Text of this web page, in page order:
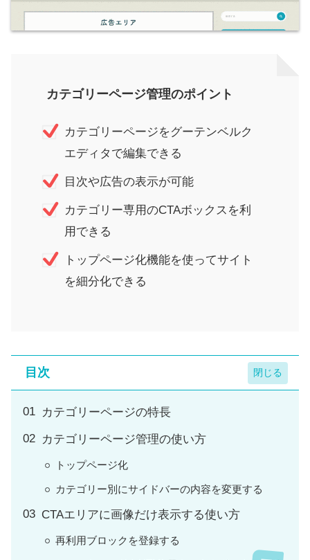
カテゴリーページ管理のポイント
カテゴリーページをグーテンベルク
エディタで編集できる
目次や広告の表示が可能
カテゴリー専用のCTAボックスを利
用できる
トップページ化機能を使ってサイト
を細分化できる
目次
カテゴリーページの特長
カテゴリーページ管理の使い方
トップページ化
カテゴリー別にサイドバーの内容を変更する
CTAエリアに画像だけ表示する使い方
再利用ブロックを登録する